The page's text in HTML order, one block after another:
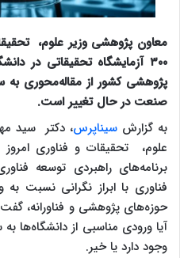
معاون پژوهشی وزیر علوم،
۳۰۰ آزمایشگاه تحقیقاتی در
پژوهشی کشور از مقاله‌محوری
صنعت در حال تغییر است.
به گزارش سیناپرس، دکتر سید
علوم، تحقیقات و فناوری
برنامه‌های راهبردی توسعه
فناوری با ابراز نگرانی نسبت
حوزه‌های پژوهشی و فناورانه،
آیا ورودی مناسبی از دانشگاه‌ها
وجود دارد یا خیر.